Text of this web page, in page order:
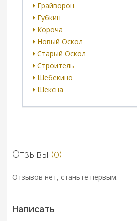
Грайворон
Губкин
Короча
Новый Оскол
Старый Оскол
Строитель
Шебекино
Шексна
Отзывы (0)
Отзывов нет, станьте первым.
Написать